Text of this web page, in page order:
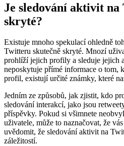
Je sledování aktivit na
skryté?
Existuje mnoho spekulací ohledně
Twitteru skutečně skryté. Mnozí
prohlíží jejich profily a sleduje jejich
neposkytuje přímé informace o tom,
profil, existují určité známky, které
Jedním ze způsobů, jak zjistit, kdo
sledování interakcí, jako jsou
příspěvky. Pokud si všimnete
uživatele, může to naznačovat, že
uvědomit, že sledování aktivit na
záležitostí.